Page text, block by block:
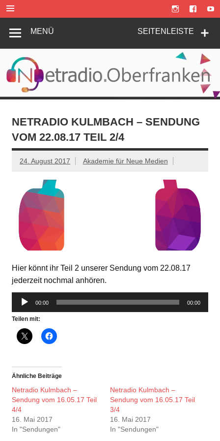
Inhalt
springen
SEITENLEISTE
MENÜ
NETRADIO KULMBACH – SENDUNG
VOM 22.08.17 TEIL 2/4
24. August 2017 Akademie für Neue Medien
Hier könnt ihr Teil 2 unserer Sendung vom 22.08.17
jederzeit nochmal anhören.
Audio-
Player
00:00 00:00
Teilen mit:
Ähnliche Beiträge
Netradio Kulmbach –
Sendung vom 16.05.17 Teil
4/4
16. Mai 2017
In "Sendungen"
Netradio Kulmbach –
Sendung vom 16.05.17 Teil
3/4
16. Mai 2017
In "Sendungen"